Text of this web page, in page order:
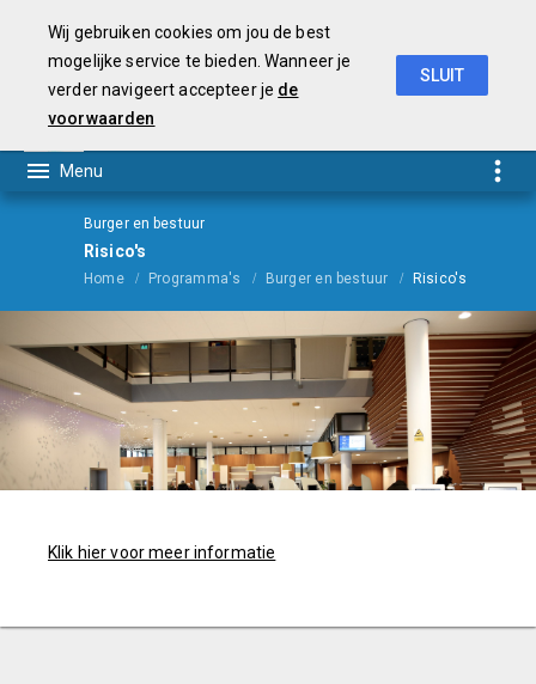
Burger en bestuur
Risico's
Home Programma's Burger en bestuur Risico's
Klik hier voor meer informatie
Wij gebruiken cookies om jou de best
mogelijke service te bieden. Wanneer je
verder navigeert accepteer je de
voorwaarden
SLUIT